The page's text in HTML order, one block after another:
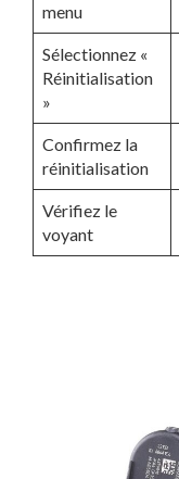
menu
Sélectionnez «
Réinitialisation
»
Confirmez la
réinitialisation
Vérifiez le
voyant